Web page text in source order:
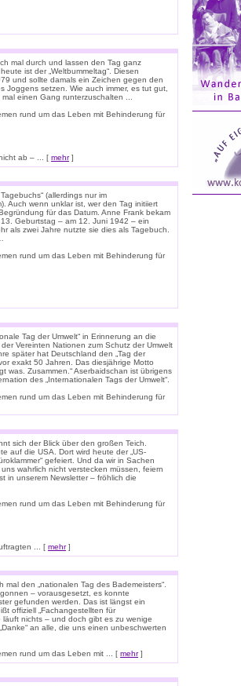
mal durch und lassen den Tag ganz
ist der „Weltbummeltag“. Diesen
und sollte damals ein Zeichen gegen den
Joggens setzen. Wie auch immer, es tut gut,
einen Gang runterzuschalten ...
rund um das Leben mit Behinderung für
ab – ... [ mehr]
(allerdings nur im
Auch wenn unklar ist, wer den Tag initiiert
für das Datum. Anne Frank bekam
Geburtstag – am 12. Juni 1942 – ein
als zwei Jahre nutzte sie dies als Tagebuch.
rund um das Leben mit Behinderung für
Tag der Umwelt“ in Erinnerung an die
Vereinten Nationen zum Schutz der Umwelt
später hat Deutschland den „Tag der
exakt 50 Jahren. Das diesjährige Motto
was. Zusammen.“ Aserbaidschan ist übrigens
des „Internationalen Tags der Umwelt“.
rund um das Leben mit Behinderung für
sich der Blick über den großen Teich.
auf die USA. Dort wird heute der „US-
gefeiert. Und da wir in Sachen
wahrlich nicht verstecken müssen, feiern
in unserem Newsletter – fröhlich die
rund um das Leben mit Behinderung für
... [ mehr]
mal den „nationalen Tag des Bademeisters“.
– vorausgesetzt, es konnte
gefunden werden. Das ist längst ein
offiziell „Fachangestellten für
läuft nichts – und doch gibt es zu wenige
an alle, die uns einen unbeschwerten
rund um das Leben mit ... [ mehr]